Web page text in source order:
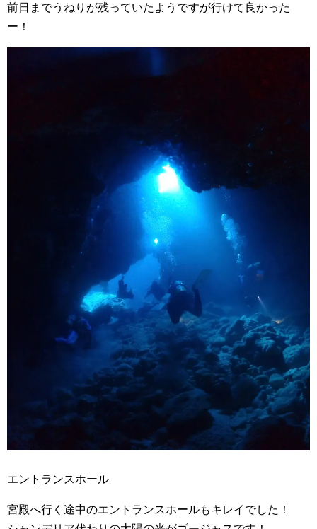
前日までうねりが残っていたようですが行けて良かった
ー！
エントランスホール
宮殿へ行く途中のエントランスホールもキレイでした！